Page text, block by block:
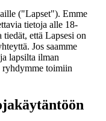
("Lapset"). Emme
tietoja alle 18-
että Lapsesi on
Jos saamme
lapsilta ilman
ryhdymme toimiin